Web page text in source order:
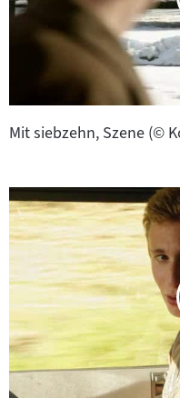
Mit siebzehn, Szene (©